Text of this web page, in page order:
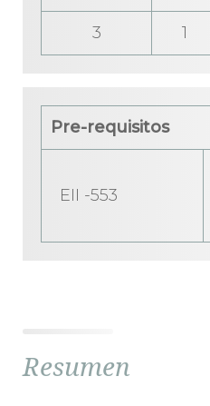
3 1
Pre-requisitos
EII -553
Resumen